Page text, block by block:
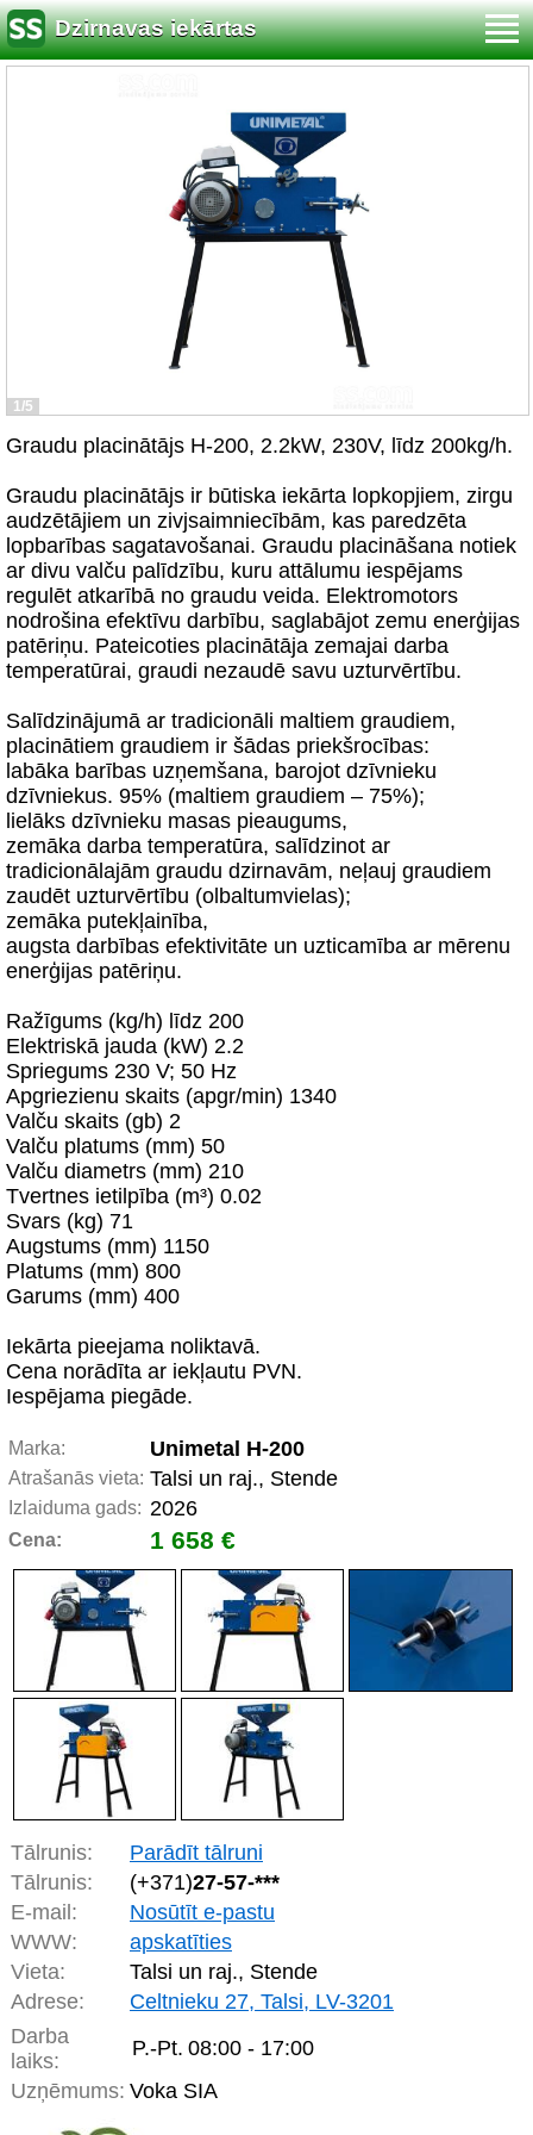
Dzirnavas iekārtas
1/5
Graudu placinātājs H-200, 2.2kW, 230V, līdz 200kg/h.
Graudu placinātājs ir būtiska iekārta lopkopjiem, zirgu
audzētājiem un zivjsaimniecībām, kas paredzēta
lopbarības sagatavošanai. Graudu placināšana notiek
ar divu valču palīdzību, kuru attālumu iespējams
regulēt atkarībā no graudu veida. Elektromotors
nodrošina efektīvu darbību, saglabājot zemu enerģijas
patēriņu. Pateicoties placinātāja zemajai darba
temperatūrai, graudi nezaudē savu uzturvērtību.
Salīdzinājumā ar tradicionāli maltiem graudiem,
placinātiem graudiem ir šādas priekšrocības:
labāka barības uzņemšana, barojot dzīvnieku
dzīvniekus. 95% (maltiem graudiem – 75%);
lielāks dzīvnieku masas pieaugums,
zemāka darba temperatūra, salīdzinot ar
tradicionālajām graudu dzirnavām, neļauj graudiem
zaudēt uzturvērtību (olbaltumvielas);
zemāka putekļainība,
augsta darbības efektivitāte un uzticamība ar mērenu
enerģijas patēriņu.
Ražīgums (kg/h) līdz 200
Elektriskā jauda (kW) 2.2
Spriegums 230 V; 50 Hz
Apgriezienu skaits (apgr/min) 1340
Valču skaits (gb) 2
Valču platums (mm) 50
Valču diametrs (mm) 210
Tvertnes ietilpība (m³) 0.02
Svars (kg) 71
Augstums (mm) 1150
Platums (mm) 800
Garums (mm) 400
Iekārta pieejama noliktavā.
Cena norādīta ar iekļautu PVN.
Iespējama piegāde.
Marka: Unimetal H-200
Atrašanās vieta: Talsi un raj., Stende
Izlaiduma gads: 2026
Cena: 1 658 €
Tālrunis:
Parādīt tālruni
Tālrunis:
(+371)27-57-***
E-mail:
Nosūtīt e-pastu
WWW:
apskatīties
Vieta:
Talsi un raj., Stende
Adrese:
Celtnieku 27, Talsi, LV-3201
Darba
laiks:
P.-Pt. 08:00 - 17:00
Uzņēmums: Voka SIA